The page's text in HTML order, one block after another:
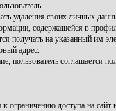
удаления своих личных
содержащейся в
получать на указанный
адрес.
пользователь соглашается
ограничению доступа на сайт